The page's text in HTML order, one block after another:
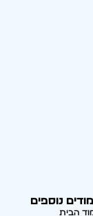
נוספים
הבית